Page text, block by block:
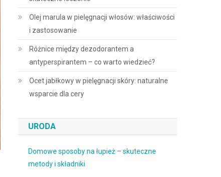
Olej marula w pielęgnacji włosów: właściwości
i zastosowanie
Różnice między dezodorantem a
antyperspirantem – co warto wiedzieć?
Ocet jabłkowy w pielęgnacji skóry: naturalne
wsparcie dla cery
URODA
Domowe sposoby na łupież – skuteczne
metody i składniki